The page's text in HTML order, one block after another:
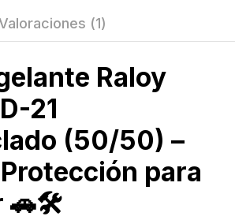
(1)
Raloy
21
(50/50) –
para
🚗🛠️